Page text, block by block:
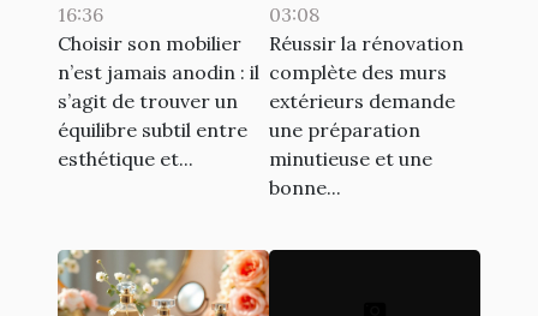
esthétique et
durabilité?
16:36
Choisir son mobilier
n’est jamais anodin : il
s’agit de trouver un
équilibre subtil entre
esthétique et...
complète des
murs extérieurs
03:08
Réussir la rénovation
complète des murs
extérieurs demande
une préparation
minutieuse et une
bonne...